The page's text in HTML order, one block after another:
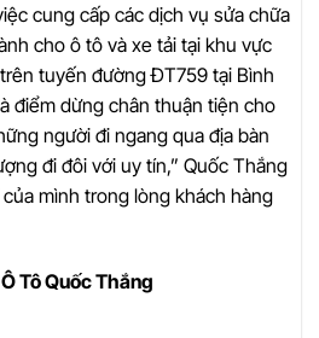
cung cấp các dịch vụ sửa chữa
cho ô tô và xe tải tại khu vực
tuyến đường ĐT759 tại Bình
điểm dừng chân thuận tiện cho
người đi ngang qua địa bàn
đi đôi với uy tín,” Quốc Thắng
mình trong lòng khách hàng
Tô Quốc Thắng